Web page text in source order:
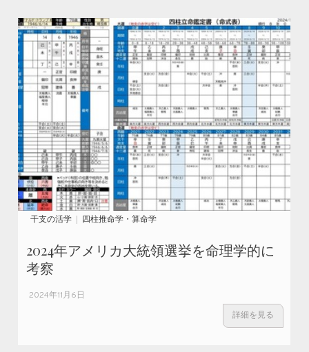
座
干支の活学 四柱推命学・算命学
2024年アメリカ大統領選挙を命理学的に
考察
2024年11月6日
詳細を見る